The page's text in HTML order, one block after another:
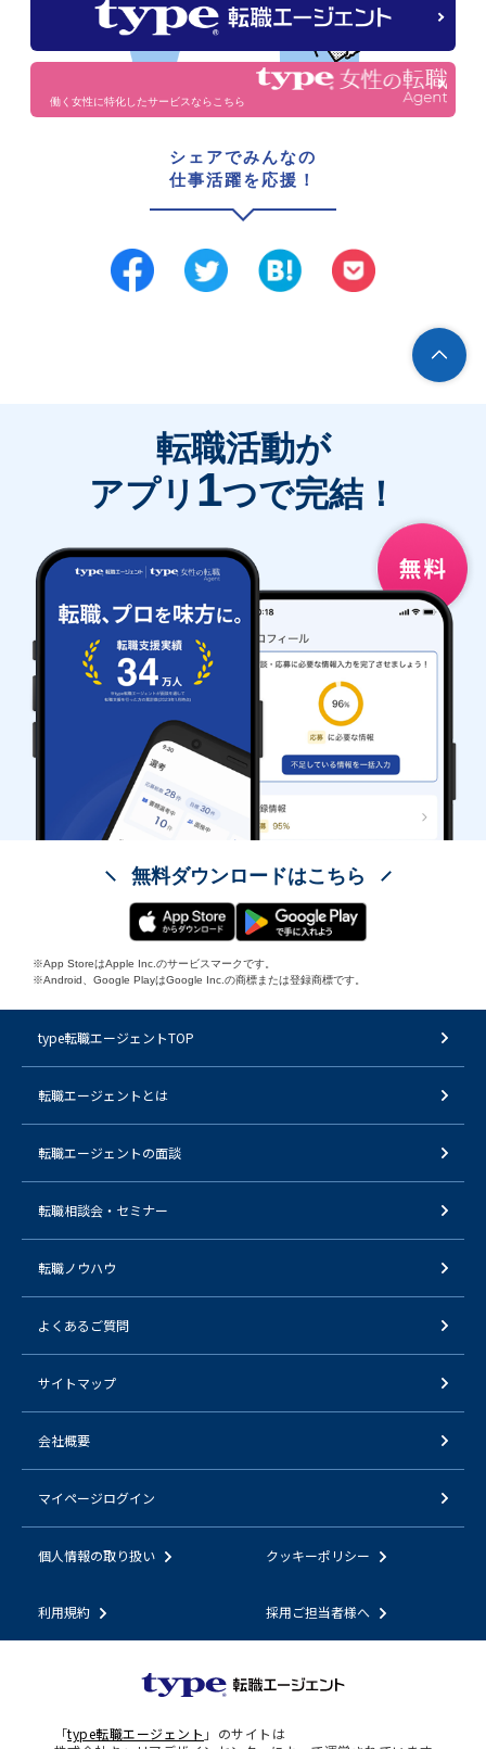
働く女性に特化したサービスならこちら
シェアでみんなの
仕事活躍を応援！
転職活動が
アプリ 1つで完結！
無料ダウンロードはこちら
※App StoreはApple Inc.のサービスマークです。
※Android、Google PlayはGoogle Inc.の商標または登録商標です。
type転職エージェントTOP
転職エージェントとは
転職エージェントの面談
転職相談会・セミナー
転職ノウハウ
よくあるご質問
サイトマップ
会社概要
マイページログイン
個人情報の取り扱い クッキーポリシー
利用規約 採用ご担当者様へ
「type転職エージェント 」のサイトは